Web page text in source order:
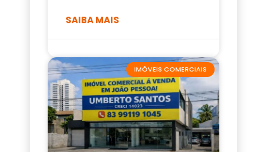
SAIBA MAIS
IMÓVEIS COMERCIAIS